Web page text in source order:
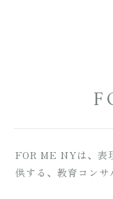
FOR ME NYは、表
供する、教育コンサ